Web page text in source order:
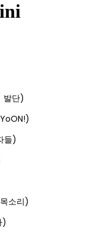
발단)
들)
소리)
)